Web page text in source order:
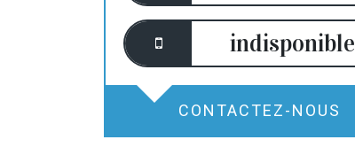
indisponible
CONTACTEZ-NOUS